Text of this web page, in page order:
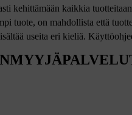
kehittämään kaikkia
tuote, on mahdollista että
useita eri kieliä.